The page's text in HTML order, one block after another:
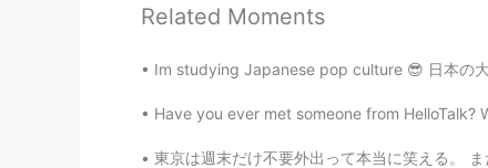
た。
昨日の夜
ダウンロードして、一
した。
himys
Related Moments
Im studying Japanese pop culture 😎 日本の大衆文化につい
Have you ever met someone from
東京は週末だけ不要外出って本当に笑える。 また月曜日から満員電車なってさらにコロ